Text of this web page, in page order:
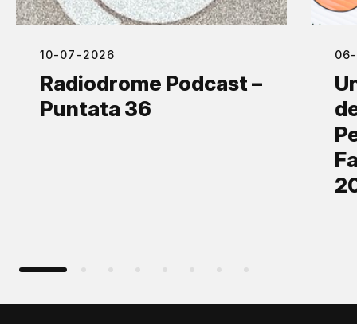
10-07-2026
Radiodrome Podcast –
Puntata 36